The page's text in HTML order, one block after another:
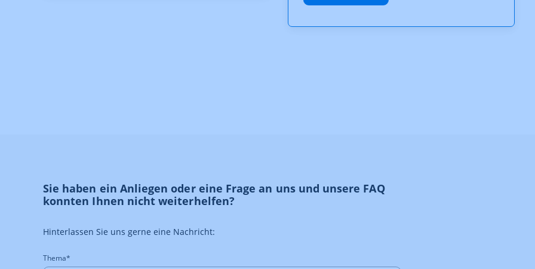
Sie haben ein Anliegen oder eine Frage an uns und unsere FAQ
konnten Ihnen nicht weiterhelfen?
Hinterlassen Sie uns gerne eine Nachricht:
Thema*